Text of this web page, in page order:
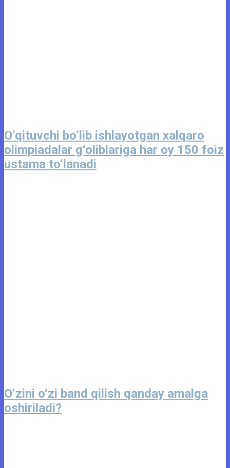
O‘qituvchi bo‘lib ishlayotgan xalqaro
olimpiadalar g‘oliblariga har oy 150 foiz
ustama to‘lanadi
O‘zini o‘zi band qilish qanday amalga
oshiriladi?